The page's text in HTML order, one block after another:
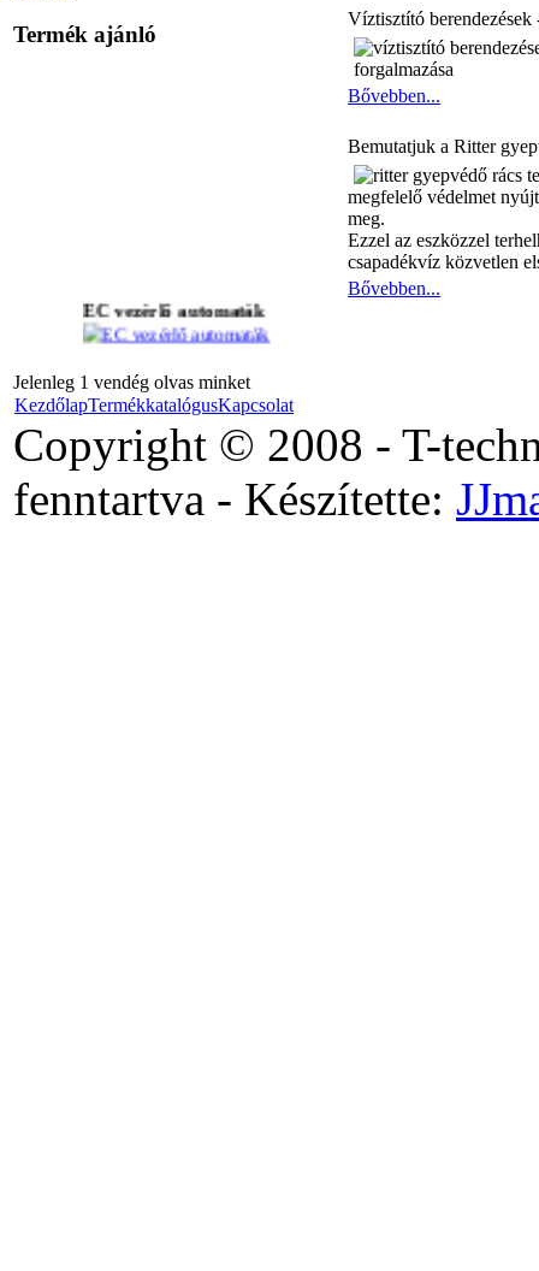
Termék ajánló
EC vezérlő automaták
Ritter gyepvédő rács
B11 Asztali
ivóvíztisztító
Jelenleg 1 vendég olvas minket
Víztisztító berendezések
Bővebben...
Bemutatjuk a Ritter
megfelelő védelmet
meg.
Ezzel az eszközzel
csapadékvíz közvetlen
Bővebben...
KezdőlapTermékkatalógusKapcsolat
Copyright © 2008 - T-
fenntartva - Készítette: